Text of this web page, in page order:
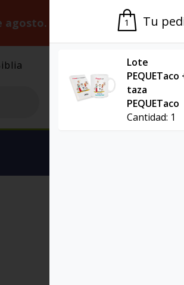
agosto. Gracias por la paciencia.
El Grupo
1 Tu
Lote
PEQUETaco
taza
PEQUETaco
Cantidad: 1